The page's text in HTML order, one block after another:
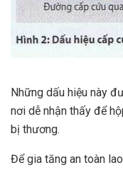
Những dấu hiệu này
nơi dễ nhận thấy để
bị thương.
Để gia tăng an toàn